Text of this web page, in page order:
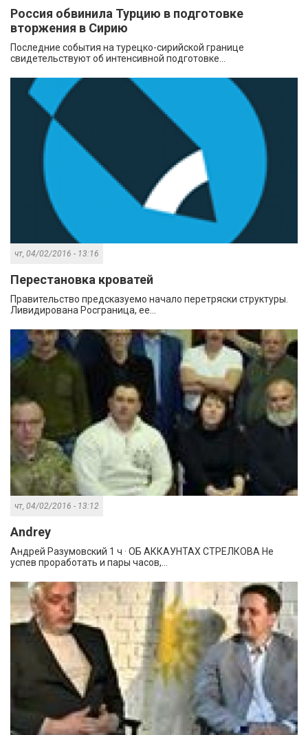
Россия обвинила Турцию в подготовке
вторжения в Сирию
Последние события на турецко-сирийской границе
свидетельствуют об интенсивной подготовке...
чт, 04/02/2016 - 13:16
Перестановка кроватей
Правительство предсказуемо начало перетряски структуры.
Ливидирована Росграница, ее...
чт, 04/02/2016 - 13:12
Andrey
Андрей Разумовский 1 ч · ОБ АККАУНТАХ СТРЕЛКОВА Не
успев проработать и пары часов,...